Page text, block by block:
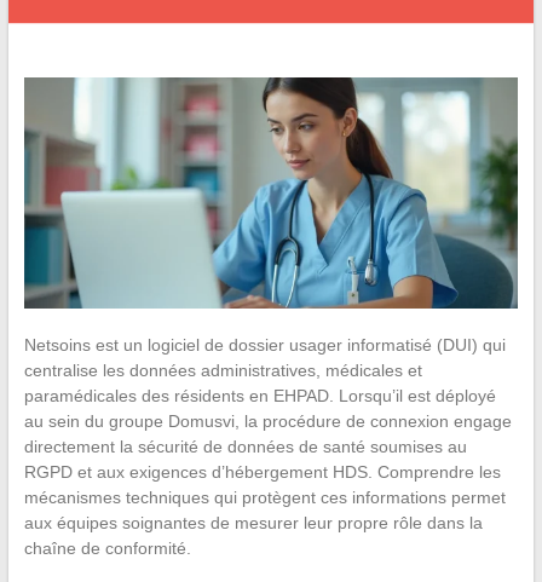
Netsoins est un logiciel de dossier usager informatisé (DUI) qui
centralise les données administratives, médicales et
paramédicales des résidents en EHPAD. Lorsqu’il est déployé
au sein du groupe Domusvi, la procédure de connexion engage
directement la sécurité de données de santé soumises au
RGPD et aux exigences d’hébergement HDS. Comprendre les
mécanismes techniques qui protègent ces informations permet
aux équipes soignantes de mesurer leur propre rôle dans la
chaîne de conformité.